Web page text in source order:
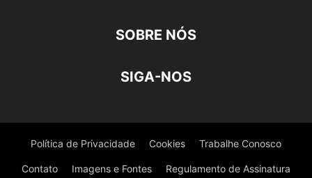
SOBRE NÓS
SIGA-NOS
Política de Privacidade Cookies Trabalhe Conosco
Contato Imagens e Fontes Regulamento de Assinatura